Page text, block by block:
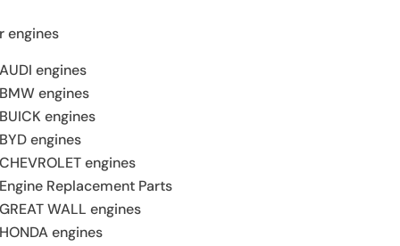
engines
AUDI engines
BMW engines
BUICK engines
BYD engines
CHEVROLET engines
Engine Replacement Parts
GREAT WALL engines
HONDA engines